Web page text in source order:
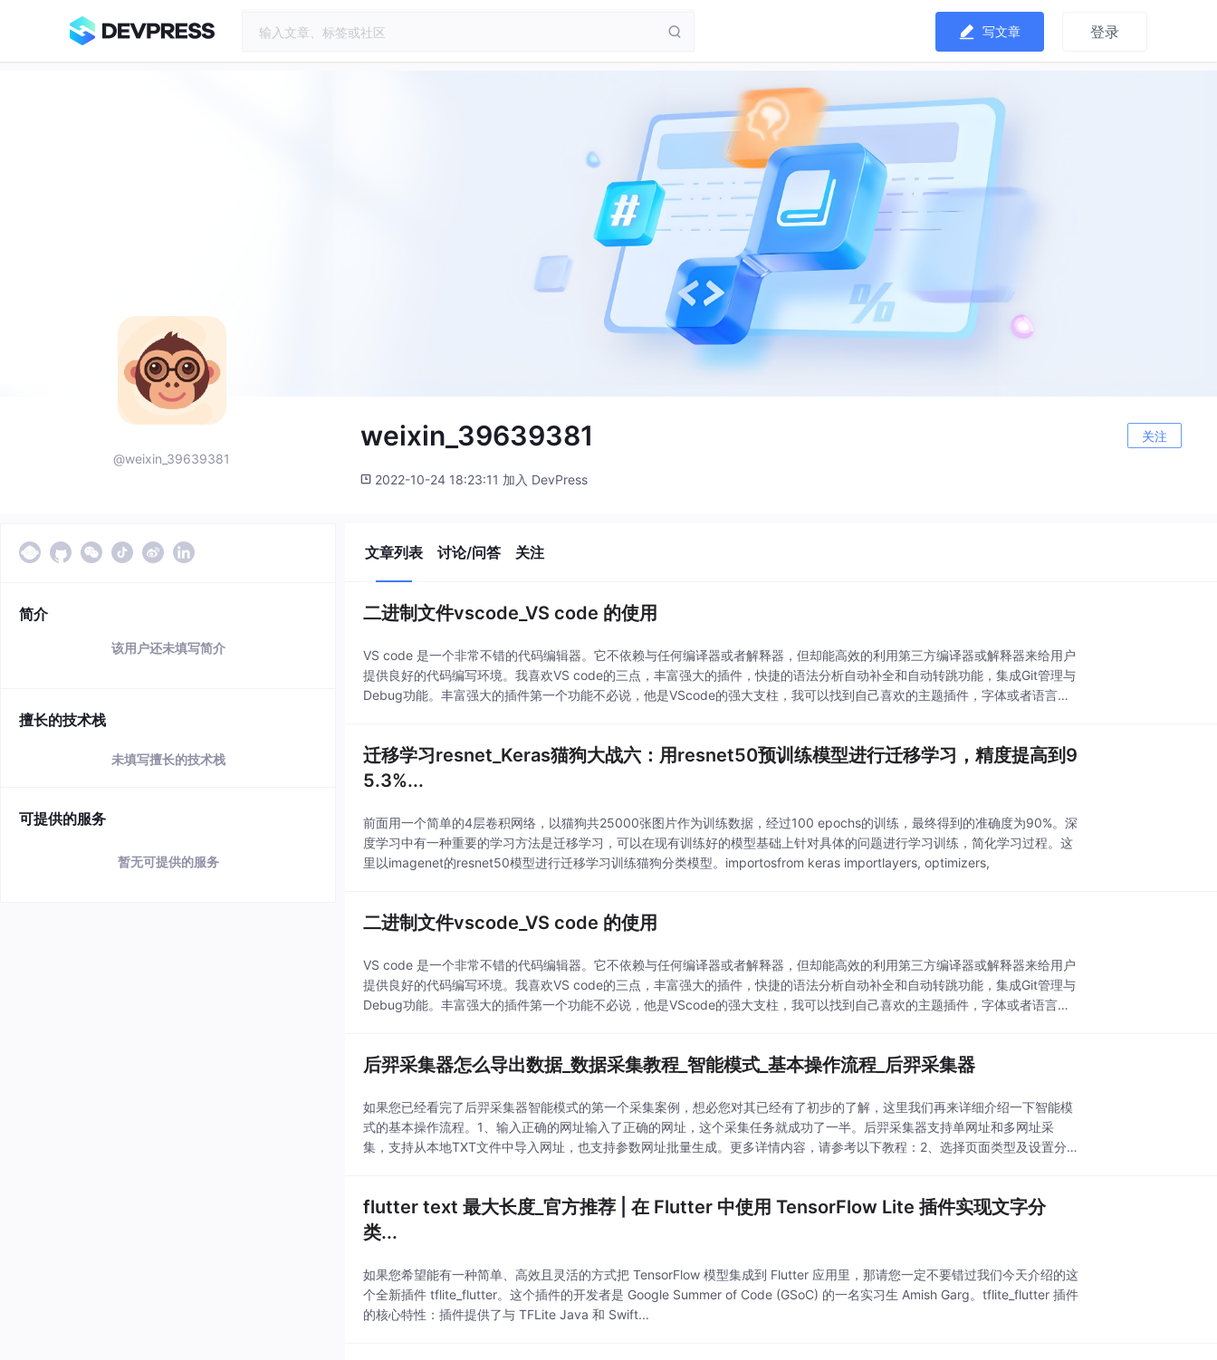
写文章 登录
@weixin_39639381
weixin_39639381 关注
2022-10-24 18:23:11 加入 DevPress
简介
该用户还未填写简介
擅长的技术栈
未填写擅长的技术栈
可提供的服务
暂无可提供的服务
文章列表 讨论/问答 关注
二进制文件vscode_VS code 的使用
VS code 是一个非常不错的代码编辑器。它不依赖与任何编译器或者解释器，但却能高效的利用第三方编译器或解释器来给用户
提供良好的代码编写环境。我喜欢VS code的三点，丰富强大的插件，快捷的语法分析自动补全和自动转跳功能，集成Git管理与
Debug功能。丰富强大的插件第一个功能不必说，他是VScode的强大支柱，我可以找到自己喜欢的主题插件，字体或者语言支
迁移学习resnet_Keras猫狗大战六：用resnet50预训练模型进行迁移学习，精度提高到9
5.3%...
前面用一个简单的4层卷积网络，以猫狗共25000张图片作为训练数据，经过100 epochs的训练，最终得到的准确度为90%。深
度学习中有一种重要的学习方法是迁移学习，可以在现有训练好的模型基础上针对具体的问题进行学习训练，简化学习过程。这
里以imagenet的resnet50模型进行迁移学习训练猫狗分类模型。importosfrom keras importlayers, optimizers,
二进制文件vscode_VS code 的使用
VS code 是一个非常不错的代码编辑器。它不依赖与任何编译器或者解释器，但却能高效的利用第三方编译器或解释器来给用户
提供良好的代码编写环境。我喜欢VS code的三点，丰富强大的插件，快捷的语法分析自动补全和自动转跳功能，集成Git管理与
Debug功能。丰富强大的插件第一个功能不必说，他是VScode的强大支柱，我可以找到自己喜欢的主题插件，字体或者语言支
后羿采集器怎么导出数据_数据采集教程_智能模式_基本操作流程_后羿采集器
如果您已经看完了后羿采集器智能模式的第一个采集案例，想必您对其已经有了初步的了解，这里我们再来详细介绍一下智能模
式的基本操作流程。1、输入正确的网址输入了正确的网址，这个采集任务就成功了一半。后羿采集器支持单网址和多网址采
集，支持从本地TXT文件中导入网址，也支持参数网址批量生成。更多详情内容，请参考以下教程：2、选择页面类型及设置分
flutter text 最大长度_官方推荐 | 在 Flutter 中使用 TensorFlow Lite 插件实现文字分
类...
如果您希望能有一种简单、高效且灵活的方式把 TensorFlow 模型集成到 Flutter 应用里，那请您一定不要错过我们今天介绍的这
个全新插件 tflite_flutter。这个插件的开发者是 Google Summer of Code (GSoC) 的一名实习生 Amish Garg。tflite_flutter 插件
的核心特性：插件提供了与 TFLite Java 和 Swift...